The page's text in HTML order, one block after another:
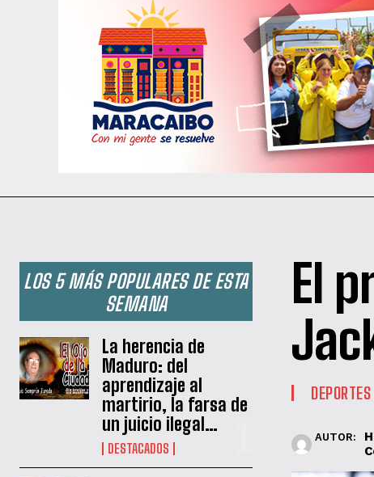
LOS 5 MÁS POPULARES DE ESTA
SEMANA
La herencia de
Maduro: del
aprendizaje al
martirio, la farsa de
un juicio ilegal…
DESTACADOS
El
DEPORTES
AUTOR: